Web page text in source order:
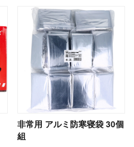
非常用 アルミ防寒寝袋 30個
組